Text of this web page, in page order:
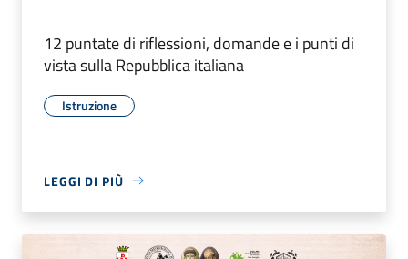
12 puntate di riflessioni, domande e i punti di
vista sulla Repubblica italiana
Istruzione
LEGGI DI PIÙ